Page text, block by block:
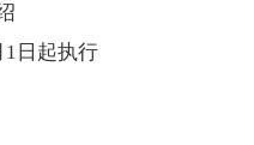
日起执行